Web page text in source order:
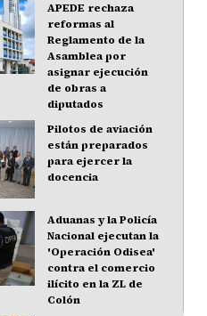
APEDE rechaza
reformas al
Reglamento de la
Asamblea por
asignar ejecución
de obras a
diputados
Pilotos de aviación
están preparados
para ejercer la
docencia
Aduanas y la Policía
Nacional ejecutan la
'Operación Odisea'
contra el comercio
ilícito en la ZL de
Colón